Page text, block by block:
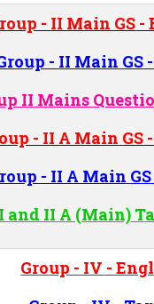
- II Main GS -
- II Main GS-
II Mains
- II A Main GS
- II A Main GS
and II A (Main)
Group - IV -